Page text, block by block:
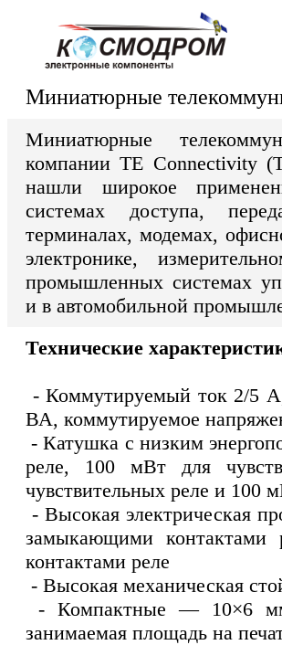
Миниатюрные
Миниатюрные
компании TE Connectivity
нашли широкое
системах доступа,
терминалах, модемах,
электронике,
промышленных системах
и в автомобильной
Технические
- Коммутируемый ток 2/5
ВА, коммутируемое
- Катушка с низким
реле, 100 мВт для
чувствительных реле и 100
- Высокая электрическая
замыкающими
контактами реле
- Высокая механическая
- Компактные — 10×6
занимаемая площадь на